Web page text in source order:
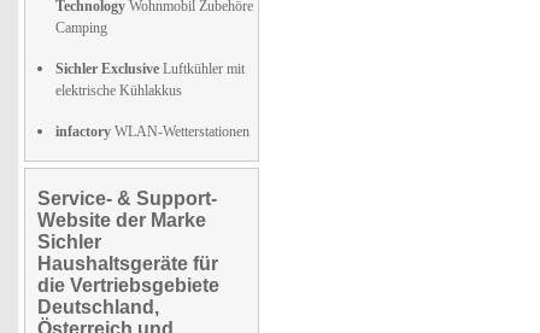
Technology Wohnmobil Zubehöre
Camping
Sichler Exclusive Luftkühler mit
elektrische Kühlakkus
infactory WLAN-Wetterstationen
Service- & Support-
Website der Marke
Sichler
Haushaltsgeräte für
die Vertriebsgebiete
Deutschland,
Österreich und